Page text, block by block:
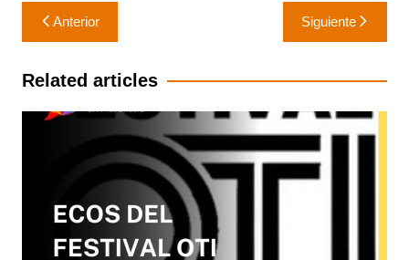
Navegación
de
entradas
Anterior Siguiente
Related articles